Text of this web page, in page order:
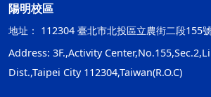
陽明校區
地址： 112304 臺北市北投區立農街二段155
Address: 3F.,Activity
Dist.,Taipei City 112304,Taiwan(R.O.C)